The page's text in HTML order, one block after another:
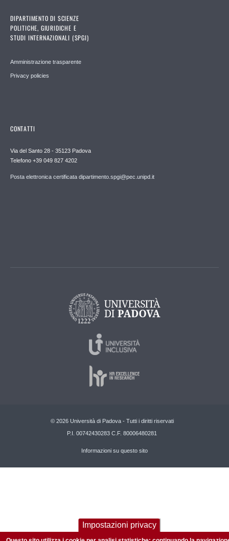
DIPARTIMENTO DI SCIENZE
POLITICHE, GIURIDICHE E
STUDI INTERNAZIONALI (SPGI)
Amministrazione trasparente
Privacy policies
CONTATTI
Via del Santo 28 - 35123 Padova
Telefono +39 049 827 4202
Posta elettronica certificata dipartimento.spgi@pec.unipd.it
© 2026 Università di Padova - Tutti i diritti riservati
P.I. 00742430283 C.F. 80006480281
Informazioni su questo sito
Impostazioni privacy